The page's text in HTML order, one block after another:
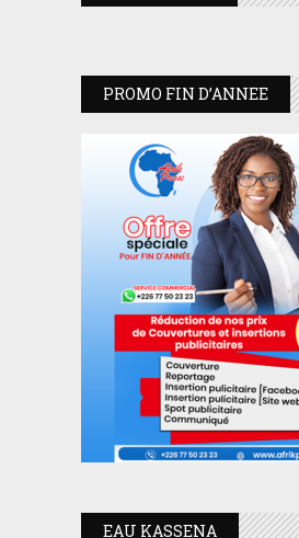
PROMO FIN D’ANNEE
EAU KASSENA